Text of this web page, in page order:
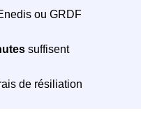
ou GRDF
suffisent
de résiliation